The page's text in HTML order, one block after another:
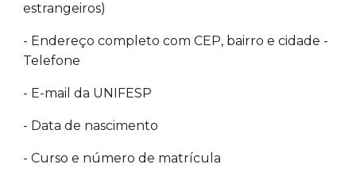
estrangeiros)
- Endereço completo com CEP, bairro e cidade -
Telefone
- E-mail da UNIFESP
- Data de nascimento
- Curso e número de matrícula